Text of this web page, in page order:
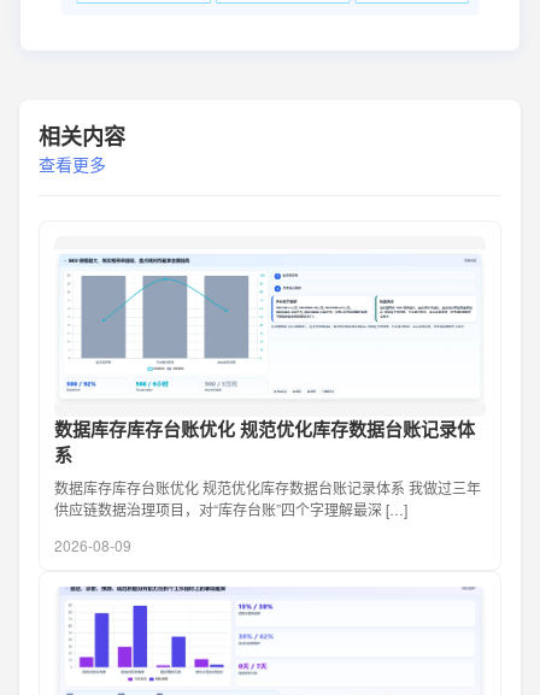
相关内容
查看更多
数据库存库存台账优化 规范优化库存数据台账记录体
系
数据库存库存台账优化 规范优化库存数据台账记录体系 我做过三年
供应链数据治理项目，对“库存台账”四个字理解最深 […]
2026-08-09